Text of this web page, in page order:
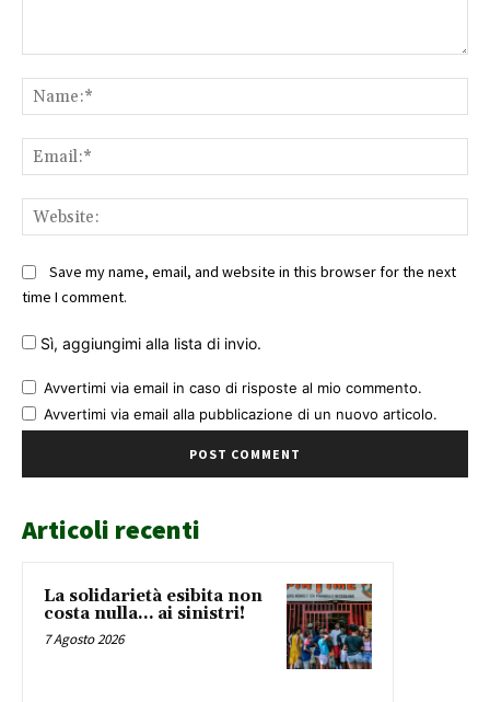
Save my name, email, and website in this browser for the next
time I comment.
Sì, aggiungimi alla lista di invio.
Avvertimi via email in caso di risposte al mio commento.
Avvertimi via email alla pubblicazione di un nuovo articolo.
Articoli recenti
La solidarietà esibita non
costa nulla… ai sinistri!
7 Agosto 2026